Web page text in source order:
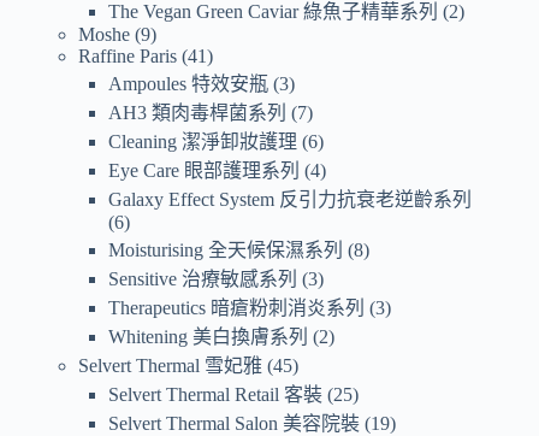
The Vegan Green Caviar 綠魚子精華系列
2
Moshe 9
Raffine Paris 41
Ampoules 特效安瓶 3
AH3 類肉毒桿菌系列
7
Cleaning 潔淨卸妝護理 6
Eye Care 眼部護理系列
4
Galaxy Effect System 反引力抗衰老逆齡系列
6
Moisturising 全天候保濕系列
8
Sensitive 治療敏感系列
3
Therapeutics 暗瘡粉刺消炎系列
3
Whitening 美白換膚系列
2
Selvert Thermal 雪妃雅 45
Selvert Thermal Retail 客裝 25
Selvert Thermal Salon 美容院裝 19